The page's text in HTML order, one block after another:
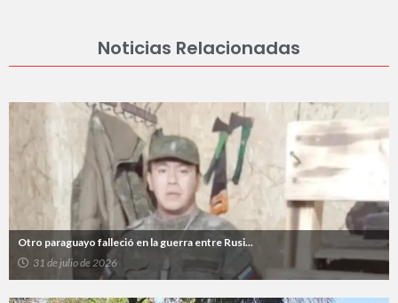
Noticias Relacionadas
Otro paraguayo falleció en la guerra entre Rusi...
31 de julio de 2026